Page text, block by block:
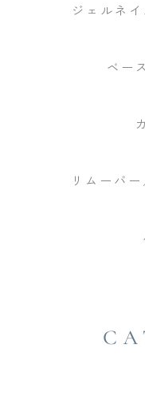
ジェルネ
ベー
リムーバ